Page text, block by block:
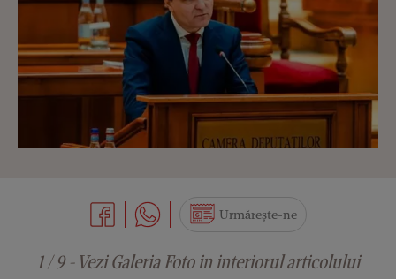
Urmărește-ne
1 / 9 - Vezi Galeria Foto in interiorul articolului